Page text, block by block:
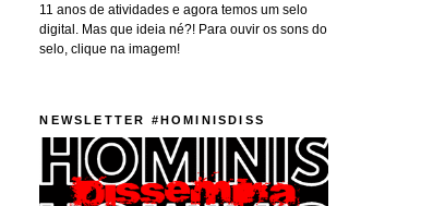
11 anos de atividades e agora temos um selo
digital. Mas que ideia né?! Para ouvir os sons do
selo, clique na imagem!
NEWSLETTER #HOMINISDISS